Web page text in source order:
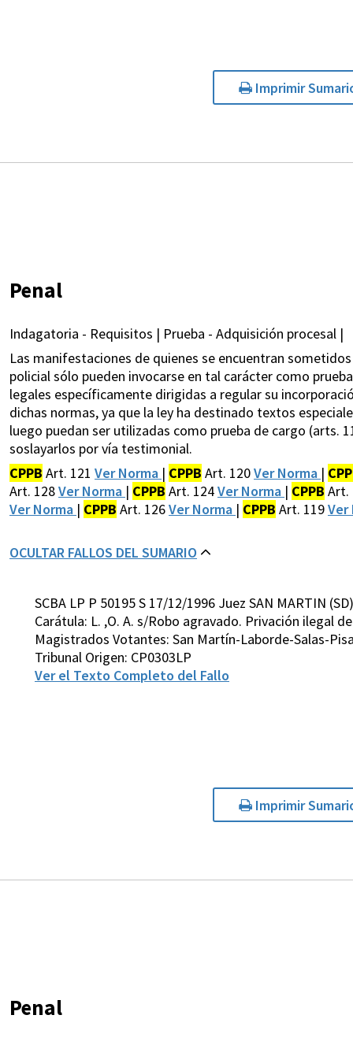
Imprimir
Penal
Indagatoria - Requisitos | Prueba - Adquisición procesal |
Las manifestaciones de quienes se encuentran
policial sólo pueden invocarse en tal carácter como
legales específicamente dirigidas a regular su
dichas normas, ya que la ley ha destinado textos
luego puedan ser utilizadas como prueba de cargo (arts.
soslayarlos por vía testimonial.
CPPB Art. 121 Ver Norma | CPPB Art. 120Ver Norma |
Art. 128Ver Norma | CPPB Art. 124Ver Norma | CPPB Art.
Ver Norma | CPPB Art. 126Ver Norma | CPPB Art. 119Ver
OCULTAR FALLOS DEL SUMARIO
SCBA LP P 50195 S 17/12/1996 Juez SAN MARTIN (SD)
Carátula: L. ,O. A. s/Robo agravado. Privación ilegal
Magistrados Votantes: San Martín-Laborde-Salas-
Tribunal Origen: CP0303LP
Ver el Texto Completo del Fallo
Imprimir
Penal